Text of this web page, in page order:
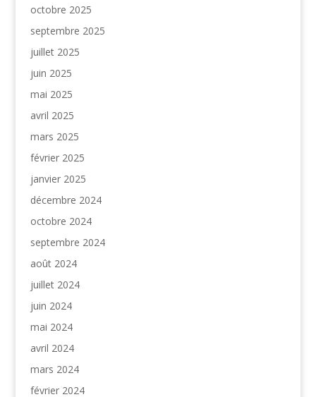
octobre 2025
septembre 2025
juillet 2025
juin 2025
mai 2025
avril 2025
mars 2025
février 2025
janvier 2025
décembre 2024
octobre 2024
septembre 2024
août 2024
juillet 2024
juin 2024
mai 2024
avril 2024
mars 2024
février 2024